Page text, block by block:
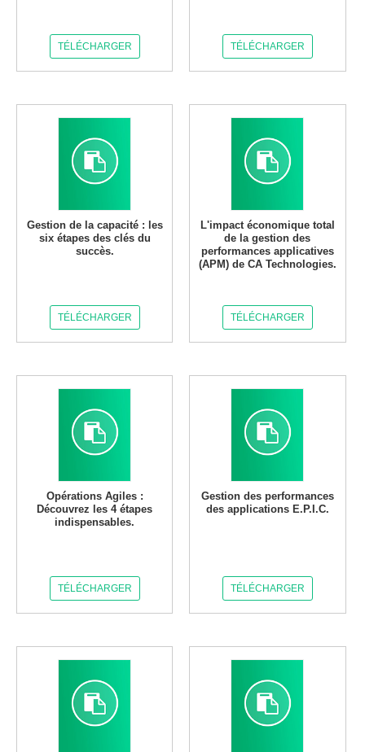
TÉLÉCHARGER TÉLÉCHARGER
Gestion de la capacité : les
six étapes des clés du
succès.
TÉLÉCHARGER
L'impact économique total
de la gestion des
performances applicatives
(APM) de CA Technologies.
TÉLÉCHARGER
Opérations Agiles :
Découvrez les 4 étapes
indispensables.
TÉLÉCHARGER
Gestion des performances
des applications E.P.I.C.
TÉLÉCHARGER